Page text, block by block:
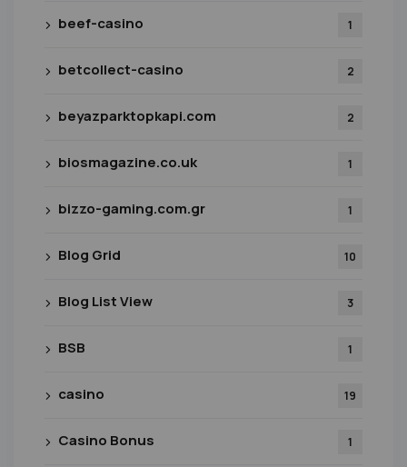
beef-casino 1
betcollect-casino 2
beyazparktopkapi.com 2
biosmagazine.co.uk 1
bizzo-gaming.com.gr 1
Blog Grid 10
Blog List View 3
BSB 1
casino 19
Casino Bonus 1